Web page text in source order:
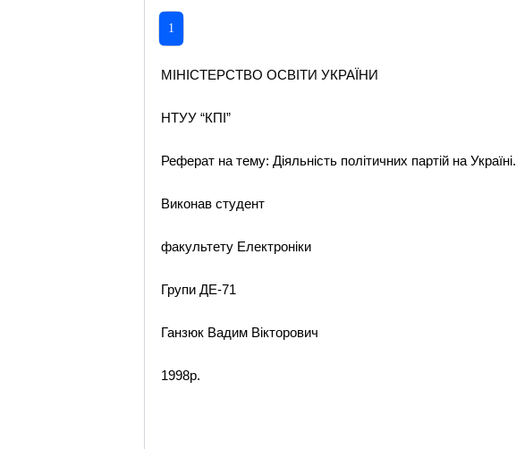
1
МІНІСТЕРСТВО ОСВІТИ УКРАЇНИ
НТУУ “КПІ”
Реферат на тему: Діяльність політичних партій на Україні.
Виконав студент
факультету Електроніки
Групи ДЕ-71
Ганзюк Вадим Вікторович
1998р.